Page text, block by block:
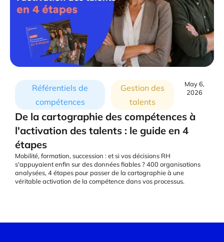
Référentiels de
compétences
Gestion des
talents
May 6,
2026
De la cartographie des compétences à
l'activation des talents : le guide en 4
étapes
Mobilité, formation, succession : et si vos décisions RH
s'appuyaient enfin sur des données fiables ? 400 organisations
analysées, 4 étapes pour passer de la cartographie à une
véritable activation de la compétence dans vos processus.